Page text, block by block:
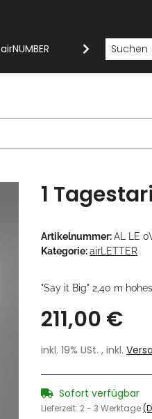
airNUMBER Modellübersicht
1
Artikelnummer:AL LE
Kategorie:airLETTER
"Say it Big" 2,40 m
211,00 €
inkl. 19% USt. , inkl.
Sofort verfügbar
Lieferzeit: 2 - 3 Werktage